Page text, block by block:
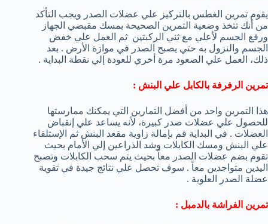
يقوم تمرين الغطس بالتركيز علي عضلات الصدر ويجب التأكد
من أنك تتخذ وضعية التمرين الصحيحة بمسك مقبضي الجهاز
ورفع الجسم لأعلي مع ثني الركبتين ثم العمل علي خفض
الجسم والنزول به حتي يصبح الصدر في موازة الأرض . بعد
ذلك، العمل علي الصعود مرة أخري للعودة إلي نقطة البداية .
تمرين الرفرفة بالكابل علي البنش :
هذا التمرين واحد من أفضل التمارين التي يمكنك ممارستها
للحصول علي عضلات صدر كبيرة، لأنه يساعد علي إنقباض
العضلات . في البداية قم بإمالة زاوية مقعد البنش ثم الإستلقاء
علي البنش ومسك الكابلات وشد الذراعين إلي الأمام بحيث
تقوم بضم عضلات الصدر معاً بحيث يتم سحب الكابلات وتصبح
اليدين متواجدين معاً . سوف تحصل علي نتائج جيدة في تقوية
عضلة الصدر العلوية .
تمرين الفراشة بالدمبل :